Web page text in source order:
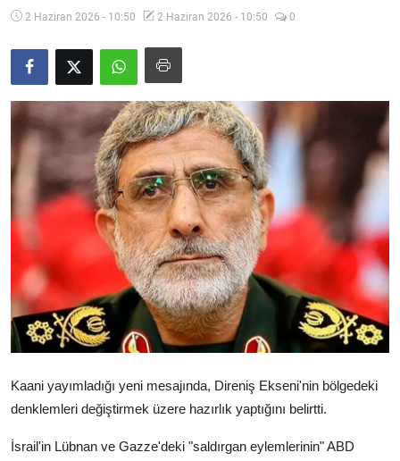
Video
Yazarlar
Arşiv
İletişim
Türkçe Kurdi
2 Haziran 2026 - 10:50 2 Haziran 2026 - 10:50 0
Kaani yayımladığı yeni mesajında, Direniş Ekseni'nin bölgedeki
denklemleri değiştirmek üzere hazırlık yaptığını belirtti.
İsrail'in Lübnan ve Gazze'deki "saldırgan eylemlerinin" ABD